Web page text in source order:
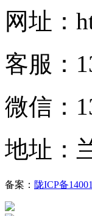
网址：
客服：
微信：
地址：
备案： 陇ICP备